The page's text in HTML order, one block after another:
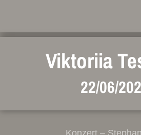
Viktoriia
22/06/
Konzert –